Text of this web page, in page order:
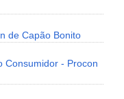
de Capão Bonito
Consumidor - Procon